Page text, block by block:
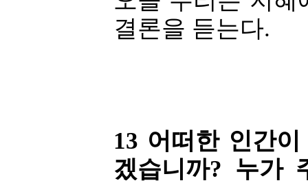
결론을 듣는다.
13 어떠한 인간
겠습니까? 누가